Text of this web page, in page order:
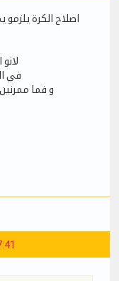
اصلاح الكرة يلزمو
في
و فما